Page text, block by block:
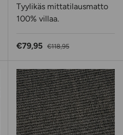
Tyylikäs mittatilausmatto
100% villaa.
Alennushinta
€79,95 Normaalihinta
€118,95